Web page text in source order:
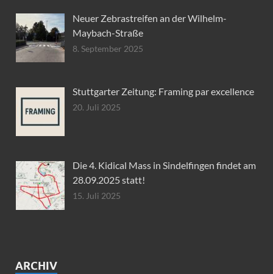
Neuer Zebrastreifen an der Wilhelm-
Maybach-Straße
8. September 2025
Stuttgarter Zeitung: Framing par excellence
20. Juli 2025
Die 4. Kidical Mass in Sindelfingen findet am
28.09.2025 statt!
15. Juli 2025
ARCHIV